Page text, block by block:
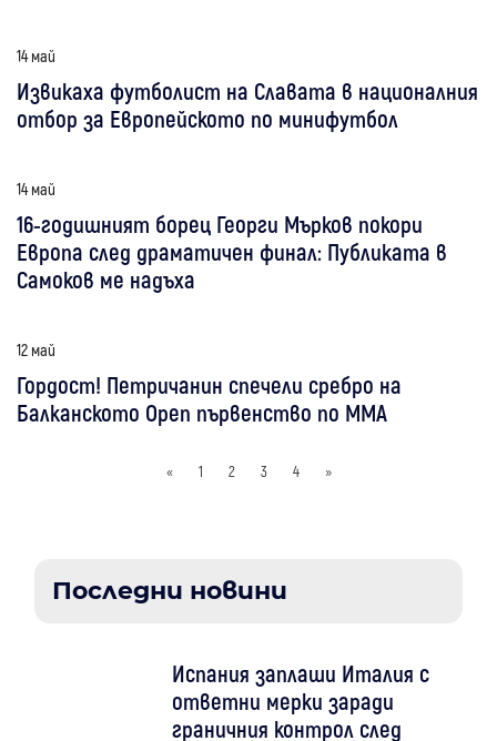
14 май
Извикаха футболист на Славата в националния
отбор за Европейското по минифутбол
14 май
16-годишният борец Георги Мърков покори
Европа след драматичен финал: Публиката в
Самоков ме надъха
12 май
Гордост! Петричанин спечели сребро на
Балканското Open първенство по ММА
« 1 2 3 4 »
Последни новини
Испания заплаши Италия с
ответни мерки заради
граничния контрол след